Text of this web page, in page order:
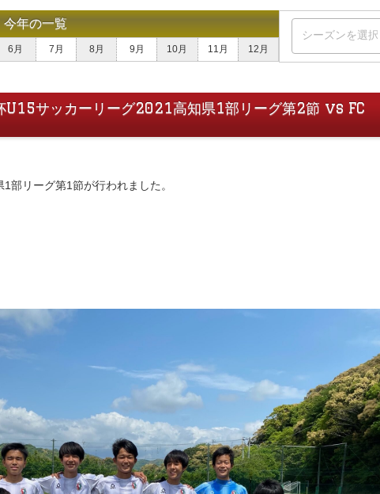
今年の一覧
6月 7月 8月 9月 10月 11月 12月
サッカーリーグ2021高知県1部リーグ第2節 vs FC
部リーグ第1節が行われました。